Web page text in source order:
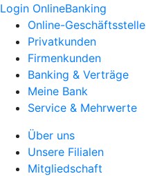
Login OnlineBanking
Online-Geschäftsstelle
Privatkunden
Firmenkunden
Banking & Verträge
Meine Bank
Service & Mehrwerte
Über uns
Unsere Filialen
Mitgliedschaft